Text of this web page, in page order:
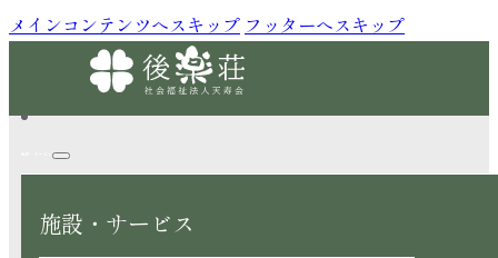
メインコンテンツへスキップ フッターへスキップ
施設・サービス
施設・サービス